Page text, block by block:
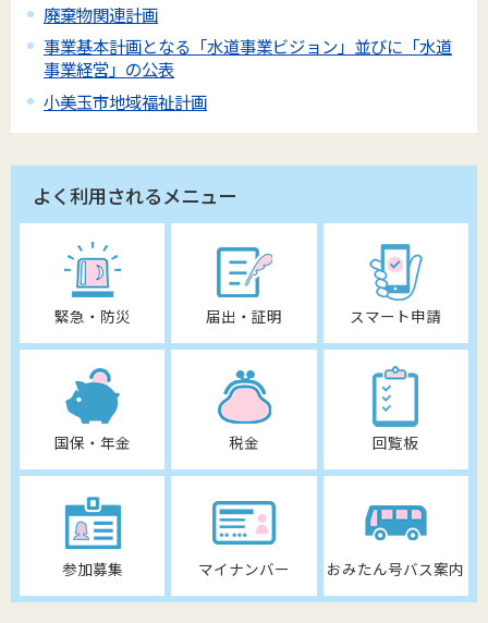
廃棄物関連計画
事業基本計画となる「水道事業ビジョン」並びに「水道
事業経営」の公表
小美玉市地域福祉計画
よく利用されるメニュー
緊急・防災 届出・証明 スマート申請
国保・年金 税金 回覧板
参加募集 マイナンバー おみたん号バス案内